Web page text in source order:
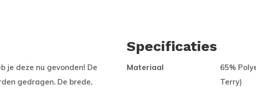
je deze nu gevonden! De
gedragen. De brede,
Specificaties
Materiaal
65%
Terry)